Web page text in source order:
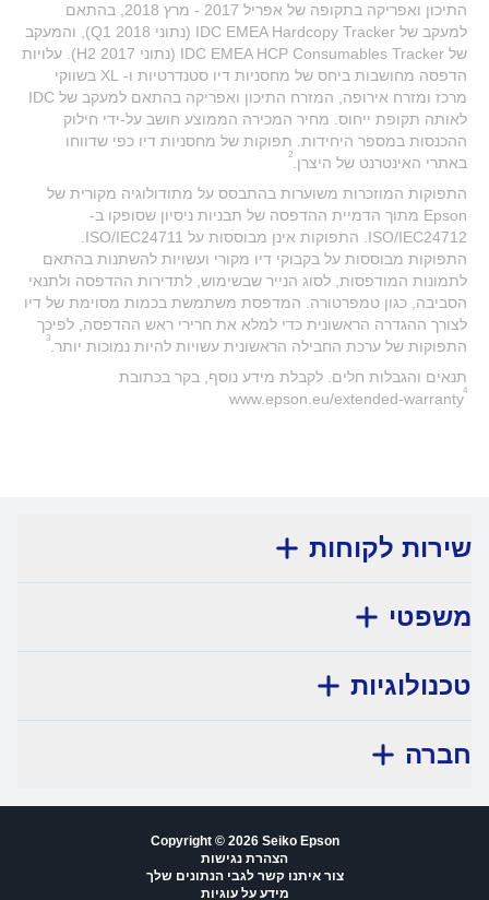
התיכון ואפריקה בתקופה של אפריל 2017 - מרץ 2018, בהתאם
למעקב של IDC EMEA Hardcopy Tracker (נתוני Q1 2018), והמעקב
של IDC EMEA HCP Consumables Tracker (נתוני H2 2017). עלויות
הדפסה מחושבות ביחס של מחסניות דיו סטנדרטיות ו- XL בשווקי
מרכז ומזרח אירופה, המזרח התיכון ואפריקה בהתאם למעקב של IDC
לאותה תקופת ייחוס. מחיר המכירה הממוצע חושב על-ידי חילוק
ההכנסות במספר היחידות. תפוקות של מחסניות דיו כפי שדווחו
באתרי האינטרנט של היצרן. 2
התפוקות המוזכרות משוערות בהתבסס על מתודולוגיה מקורית של
Epson מתוך הדמיית ההדפסה של תבניות ניסיון שסופקו ב-
‏‫התפוקות מבוססות על בקבוקי דיו מקורי ועשויות להשתנות בהתאם
לתמונות המודפסות, לסוג הנייר שבשימוש, לתדירות ההדפסה ולתנאי
הסביבה, כגון טמפרטורה. המדפסת משתמשת בכמות מסוימת של דיו
לצורך ההגדרה הראשונית כדי למלא את חרירי ראש ההדפסה, לפיכך
התפוקות של ערכת החבילה הראשונית עשויות להיות נמוכות יותר. 3
תנאים והגבלות חלים. לקבלת מידע נוסף, בקר בכתובת
www.epson.eu/extended-warranty4
שירות לקוחות
משפטי
טכנולוגיות
חברה
Copyright © 2026 Seiko Epson
הצהרת נגישות
צור איתנו קשר לגבי הנתונים שלך
מידע על עוגיות